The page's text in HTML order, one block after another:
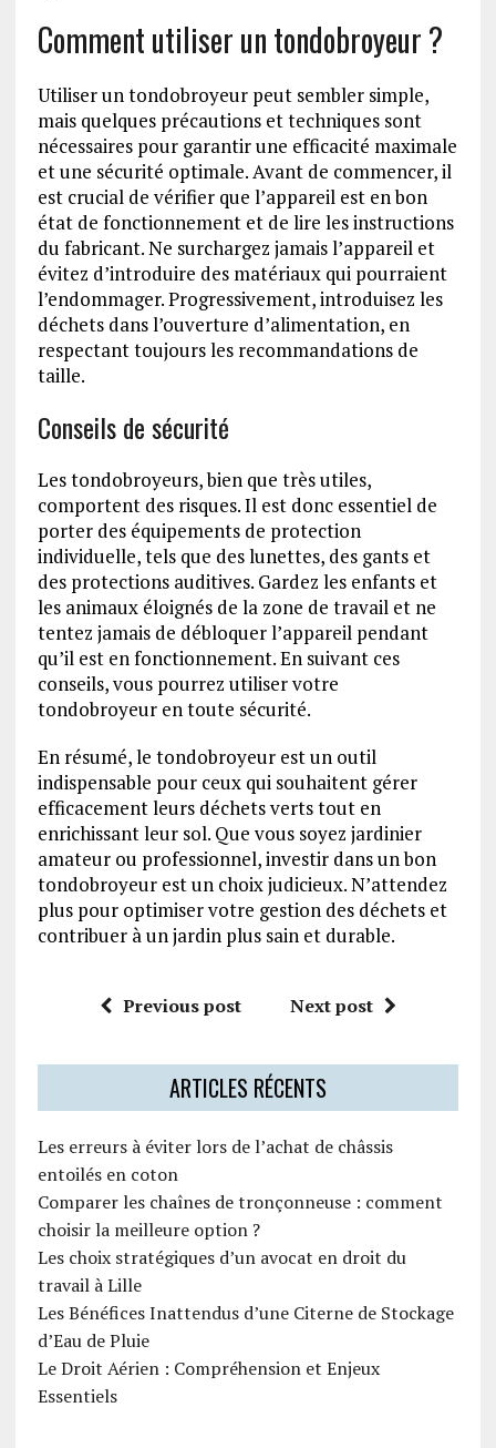
Comment utiliser un tondobroyeur ?
Utiliser un tondobroyeur peut sembler simple,
mais quelques précautions et techniques sont
nécessaires pour garantir une efficacité maximale
et une sécurité optimale. Avant de commencer, il
est crucial de vérifier que l’appareil est en bon
état de fonctionnement et de lire les instructions
du fabricant. Ne surchargez jamais l’appareil et
évitez d’introduire des matériaux qui pourraient
l’endommager. Progressivement, introduisez les
déchets dans l’ouverture d’alimentation, en
respectant toujours les recommandations de
taille.
Conseils de sécurité
Les tondobroyeurs, bien que très utiles,
comportent des risques. Il est donc essentiel de
porter des équipements de protection
individuelle, tels que des lunettes, des gants et
des protections auditives. Gardez les enfants et
les animaux éloignés de la zone de travail et ne
tentez jamais de débloquer l’appareil pendant
qu’il est en fonctionnement. En suivant ces
conseils, vous pourrez utiliser votre
tondobroyeur en toute sécurité.
En résumé, le tondobroyeur est un outil
indispensable pour ceux qui souhaitent gérer
efficacement leurs déchets verts tout en
enrichissant leur sol. Que vous soyez jardinier
amateur ou professionnel, investir dans un bon
tondobroyeur est un choix judicieux. N’attendez
plus pour optimiser votre gestion des déchets et
contribuer à un jardin plus sain et durable.
Previous post Next post
ARTICLES RÉCENTS
Les erreurs à éviter lors de l’achat de châssis
entoilés en coton
Comparer les chaînes de tronçonneuse : comment
choisir la meilleure option ?
Les choix stratégiques d’un avocat en droit du
travail à Lille
Les Bénéfices Inattendus d’une Citerne de Stockage
d’Eau de Pluie
Le Droit Aérien : Compréhension et Enjeux
Essentiels